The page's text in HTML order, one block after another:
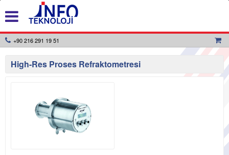
+90 216 291 19 51
High-Res Proses Refraktometresi